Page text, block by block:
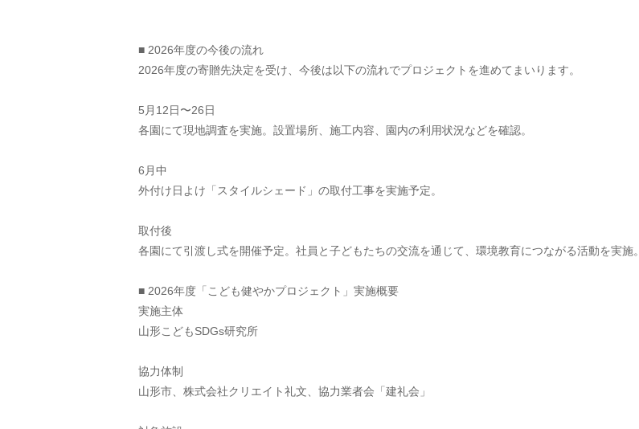
■ 2026年度の今後の流れ
2026年度の寄贈先決定を受け、今後は以下の流れでプロジェクトを進めてまいります。
5月12日〜26日
各園にて現地調査を実施。設置場所、施工内容、園内の利用状況などを確認。
6月中
外付け日よけ「スタイルシェード」の取付工事を実施予定。
取付後
各園にて引渡し式を開催予定。社員と子どもたちの交流を通じて、環境教育につながる活動を実施。
■ 2026年度「こども健やかプロジェクト」実施概要
実施主体
山形こどもSDGs研究所
協力体制
山形市、株式会社クリエイト礼文、協力業者会「建礼会」